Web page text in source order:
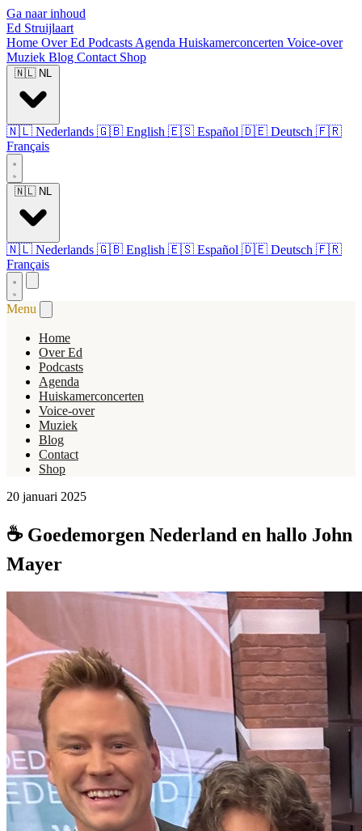
Ga naar inhoud
Ed Struijlaart
Home Over Ed Podcasts Agenda Huiskamerconcerten Voice-over
Muziek Blog Contact Shop
🇳🇱 NL
🇳🇱 Nederlands 🇬🇧 English 🇪🇸 Español 🇩🇪 Deutsch 🇫🇷
Français
🇳🇱 NL
🇳🇱 Nederlands 🇬🇧 English 🇪🇸 Español 🇩🇪 Deutsch 🇫🇷
Français
Menu
Home
Over Ed
Podcasts
Agenda
Huiskamerconcerten
Voice-over
Muziek
Blog
Contact
Shop
20 januari 2025
☕ Goedemorgen Nederland en hallo John
Mayer